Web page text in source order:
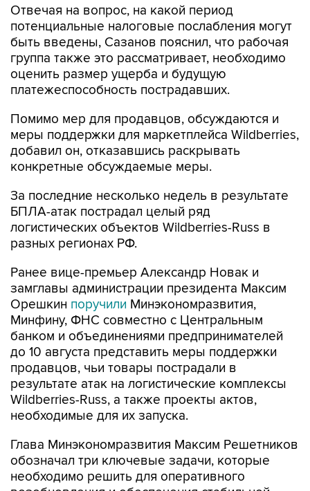
Отвечая на вопрос, на какой период
потенциальные налоговые послабления могут
быть введены, Сазанов пояснил, что рабочая
группа также это рассматривает, необходимо
оценить размер ущерба и будущую
платежеспособность пострадавших.
Помимо мер для продавцов, обсуждаются и
меры поддержки для маркетплейса Wildberries,
добавил он, отказавшись раскрывать
конкретные обсуждаемые меры.
За последние несколько недель в результате
БПЛА-атак пострадал целый ряд
логистических объектов Wildberries-Russ в
разных регионах РФ.
Ранее вице-премьер Александр Новак и
замглавы администрации президента Максим
Орешкин поручили Минэкономразвития,
Минфину, ФНС совместно с Центральным
банком и объединениями предпринимателей
до 10 августа представить меры поддержки
продавцов, чьи товары пострадали в
результате атак на логистические комплексы
Wildberries-Russ, а также проекты актов,
необходимые для их запуска.
Глава Минэкономразвития Максим Решетников
обозначал три ключевые задачи, которые
необходимо решить для оперативного